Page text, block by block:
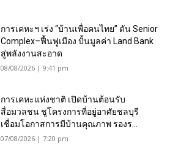
การเคหะฯ เร่ง “บ้านเพื่อคนไทย” ดัน Senior
Complex–ฟื้นฟูเมือง ปั้นมูลค่า Land Bank
สู่พลังงานสะอาด
08/08/2026 | 9:41 pm
การเคหะแห่งชาติ เปิดบ้านต้อนรับ
สื่อมวลชน ชูโครงการที่อยู่อาศัยชลบุรี
เชื่อมโอกาสการมีบ้านคุณภาพ รองร...
07/08/2026 | 7:20 pm